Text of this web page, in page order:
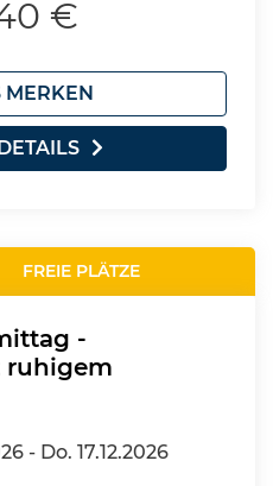
€
FREIE PLÄTZE
-
ruhigem
- Do. 17.12.2026